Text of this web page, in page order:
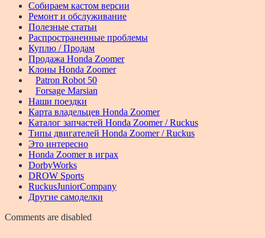
Собираем кастом версии
Ремонт и обслуживание
Полезные статьи
Распространенные проблемы
Куплю / Продам
Продажа Honda Zoomer
Клоны Honda Zoomer
Patron Robot 50
Forsage Marsian
Наши поездки
Карта владельцев Honda Zoomer
Каталог запчастей Honda Zoomer / Ruckus
Типы двигателей Honda Zoomer / Ruckus
Это интересно
Honda Zoomer в играх
DorbyWorks
DROW Sports
RuckusJuniorCompany
Другие самоделки
Comments are disabled